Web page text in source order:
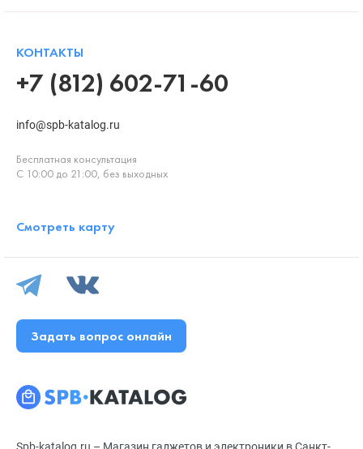
КОНТАКТЫ
+7 (812) 602-71-60
info@spb-katalog.ru
Бесплатная консультация
С 10:00 до 21:00, без выходных
Смотреть карту
Задать вопрос онлайн